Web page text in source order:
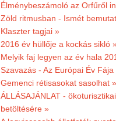
Élménybeszámoló az Orfűről
Zöld ritmusban - Ismét
Klaszter tagjai »
2016 év hüllője a kockás sikló
Melyik faj legyen az év hala
Szavazás - Az Európai Év
Gemenci rétisasokat sasolhat »
ÁLLÁSAJÁNLAT -
betöltésére »